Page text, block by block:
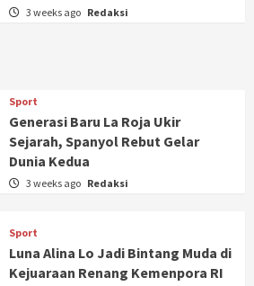
3 weeks ago Redaksi
Sport
Generasi Baru La Roja Ukir
Sejarah, Spanyol Rebut Gelar
Dunia Kedua
3 weeks ago Redaksi
Sport
Luna Alina Lo Jadi Bintang Muda di
Kejuaraan Renang Kemenpora RI